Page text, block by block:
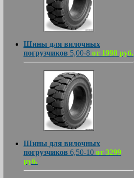
Шины для вилочных
погрузчиков 5,00-8 от 1998 руб.
Шины для вилочных
погрузчиков 6,50-10 от 3299
руб.